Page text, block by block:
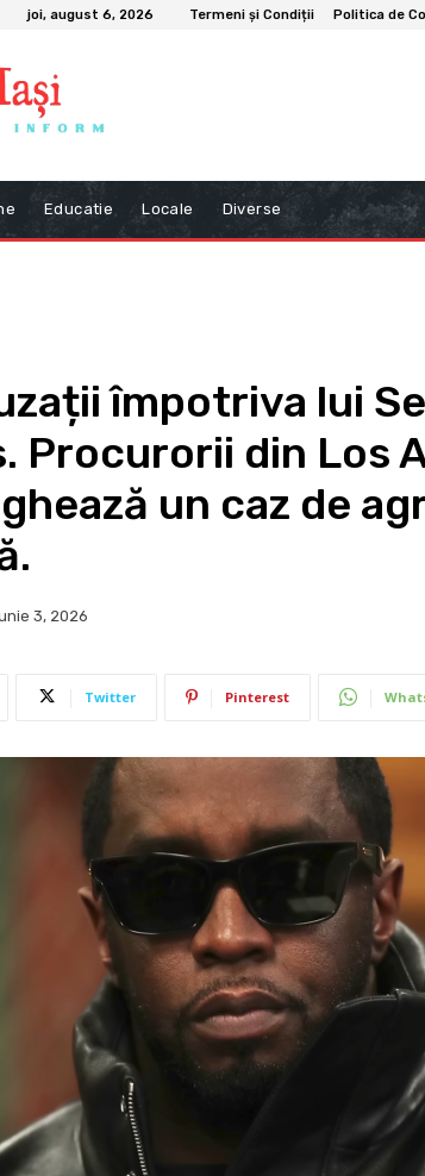
joi, august 6, 2026 Termeni și Condiții Politica de
Educatie Locale Diverse
împotriva lui
Procurorii din Los
un caz de
3, 2026
Twitter Pinterest